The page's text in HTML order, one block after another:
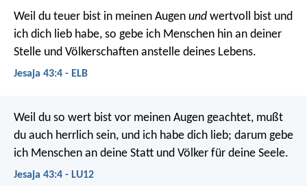
Weil du teuer bist in meinen Augen und wertvoll bist und
ich dich lieb habe, so gebe ich Menschen hin an deiner
Stelle und Völkerschaften anstelle deines Lebens.
Jesaja 43:4 - ELB
Weil du so wert bist vor meinen Augen geachtet, mußt
du auch herrlich sein, und ich habe dich lieb; darum gebe
ich Menschen an deine Statt und Völker für deine Seele.
Jesaja 43:4 - LU12